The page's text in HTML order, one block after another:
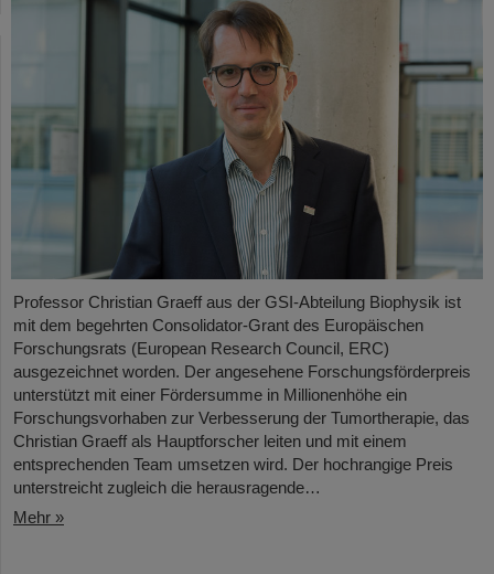
Professor Christian Graeff aus der GSI-Abteilung Biophysik ist
mit dem begehrten Consolidator-Grant des Europäischen
Forschungsrats (European Research Council, ERC)
ausgezeichnet worden. Der angesehene Forschungsförderpreis
unterstützt mit einer Fördersumme in Millionenhöhe ein
Forschungsvorhaben zur Verbesserung der Tumortherapie, das
Christian Graeff als Hauptforscher leiten und mit einem
entsprechenden Team umsetzen wird. Der hochrangige Preis
unterstreicht zugleich die herausragende…
Mehr »